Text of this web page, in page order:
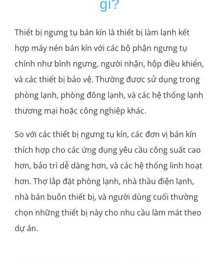
gì?
Thiết bị ngưng tụ bán kín là thiết bị làm lạnh kết
hợp máy nén bán kín với các bộ phận ngưng tụ
chính như bình ngưng, người nhận, hộp điều khiển,
và các thiết bị bảo vệ. Thường được sử dụng trong
phòng lạnh, phòng đông lạnh, và các hệ thống lạnh
thương mại hoặc công nghiệp khác.
So với các thiết bị ngưng tụ kín, các đơn vị bán kín
thích hợp cho các ứng dụng yêu cầu công suất cao
hơn, bảo trì dễ dàng hơn, và các hệ thống linh hoạt
hơn. Thợ lắp đặt phòng lạnh, nhà thầu điện lạnh,
nhà bán buôn thiết bị, và người dùng cuối thường
chọn những thiết bị này cho nhu cầu làm mát theo
dự án.